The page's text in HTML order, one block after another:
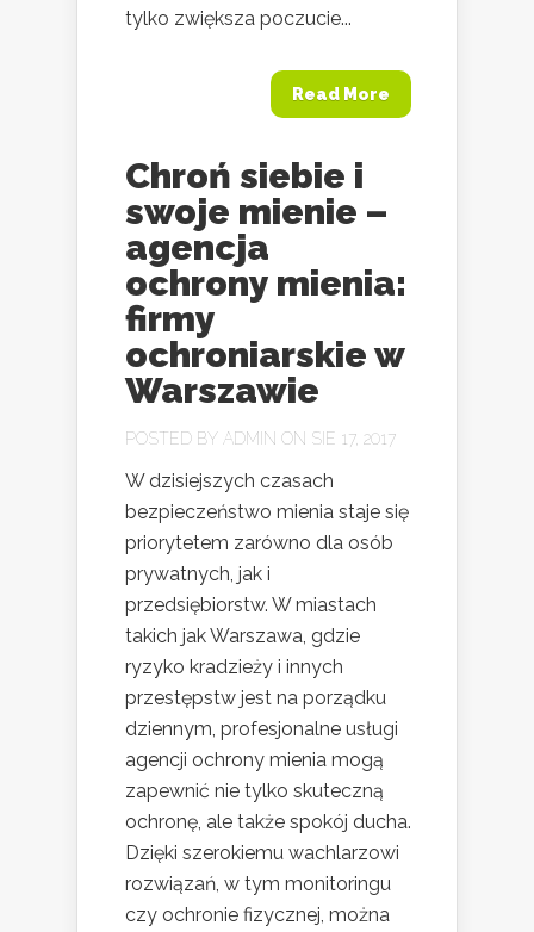
tylko zwiększa poczucie...
Read More
Chroń siebie i
swoje mienie –
agencja
ochrony mienia:
firmy
ochroniarskie w
Warszawie
POSTED BY ADMIN ON SIE 17, 2017
W dzisiejszych czasach
bezpieczeństwo mienia staje się
priorytetem zarówno dla osób
prywatnych, jak i
przedsiębiorstw. W miastach
takich jak Warszawa, gdzie
ryzyko kradzieży i innych
przestępstw jest na porządku
dziennym, profesjonalne usługi
agencji ochrony mienia mogą
zapewnić nie tylko skuteczną
ochronę, ale także spokój ducha.
Dzięki szerokiemu wachlarzowi
rozwiązań, w tym monitoringu
czy ochronie fizycznej, można